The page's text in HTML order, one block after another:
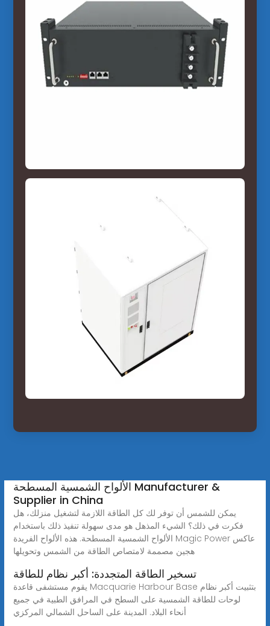
الألواح الشمسية المسطحة Manufacturer &
Supplier in China
يمكن للشمس أن توفر لك كل الطاقة اللازمة لتشغيل منزلك، هل
فكرت في ذلك؟ الشيء المذهل هو مدى سهولة تنفيذ ذلك باستخدام
الألواح الشمسية المسطحة. هذه الألواح الفريدة Magic Power عاكس
هجين مصممة لامتصاص الطاقة من الشمس وتحويلها
تسخير الطاقة المتجددة: أكبر نظام للطاقة
يقوم مستشفى قاعدة Macquarie Harbour Base بتثبيت أكبر نظام
لوحات للطاقة الشمسية على السطح في المرافق الطبية في جميع
أنحاء البلاد. المدينة على الساحل الشمالي المركزي